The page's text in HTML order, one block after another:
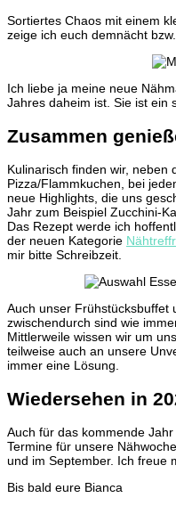
Sortiertes Chaos mit einem
zeige ich euch demnächt
Ich liebe ja meine neue
Jahres daheim ist. Sie ist ein
Zusammen
Kulinarisch finden wir, neben
Pizza/Flammkuchen, bei
neue Highlights, die uns
Jahr zum Beispiel Zucchini-
Das Rezept werde ich
der neuen Kategorie
mir bitte Schreibzeit.
Auch unser Frühstücksbuffet
zwischendurch sind wie
Mittlerweile wissen wir um
teilweise auch an unsere
immer eine Lösung.
Wiedersehen in
Auch für das kommende
Termine für unsere
und im September. Ich freue
Bis bald eure Bianca